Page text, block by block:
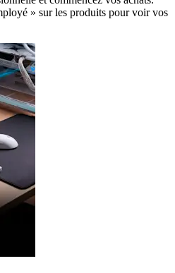
» sur les produits pour voir vos